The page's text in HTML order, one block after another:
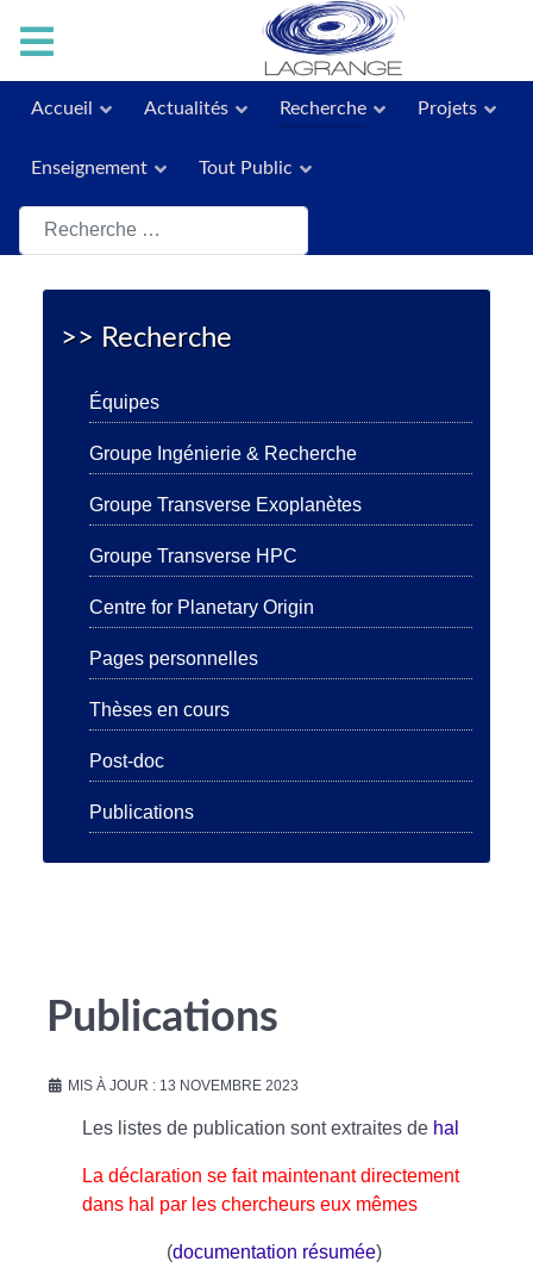
Accueil Actualités Recherche Projets
Enseignement Tout Public
Rechercher
>> Recherche
Équipes
Groupe Ingénierie & Recherche
Groupe Transverse Exoplanètes
Groupe Transverse HPC
Centre for Planetary Origin
Pages personnelles
Thèses en cours
Post-doc
Publications
Publications
MIS À JOUR : 13 NOVEMBRE 2023
Les listes de publication sont extraites de hal
La déclaration se fait maintenant directement
dans hal par les chercheurs eux mêmes
(documentation résumée)